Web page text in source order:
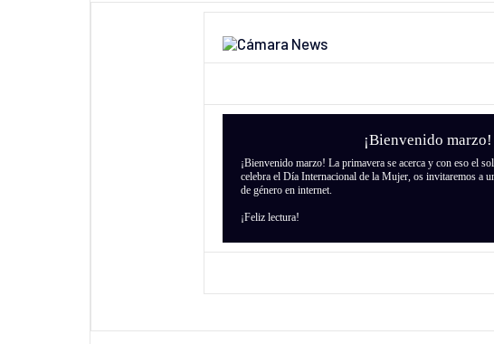
¡Bienvenido marzo!
¡Bienvenido marzo! La primavera se acerca y con eso el
celebra el Día Internacional de la Mujer, os invitaremos a
de género en internet.
¡Feliz lectura!